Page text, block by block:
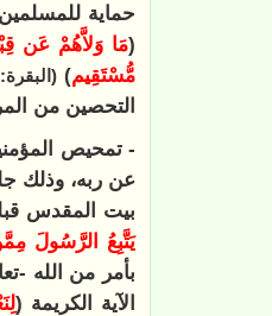
حماية
(مَا وَلاَّهُمْ عَن
مُّسْتَقِيم) (البقرة:142)
التحصين من
- تمحيص
عن ربه، وذلك
بيت المقدس
يَتَّبِعُ الرَّسُولَ
بأمر من الله -
الآية الكريمة (